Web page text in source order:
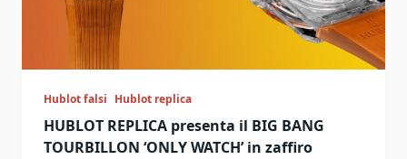
Hublot falsi Hublot replica
HUBLOT REPLICA presenta il BIG BANG
TOURBILLON ‘ONLY WATCH’ in zaffiro